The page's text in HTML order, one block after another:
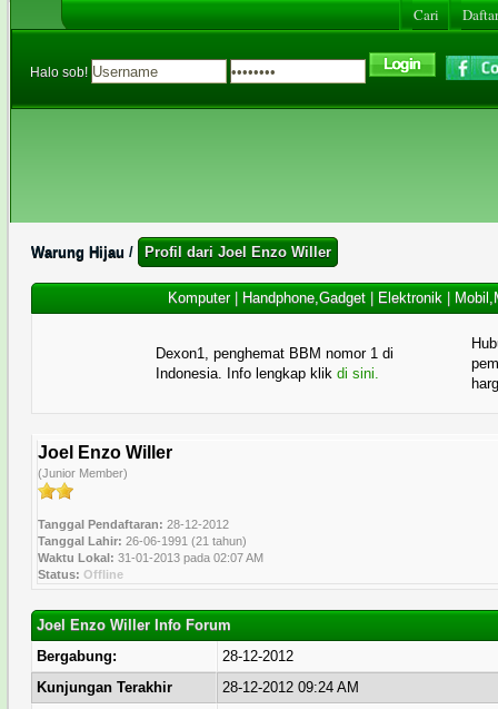
Cari
Halo sob!
Warung Hijau / Profil dari Joel Enzo Willer
Komputer| Handphone,Gadget| Elektronik|
Dexon1, penghemat BBM nomor 1 di
Indonesia. Info lengkap klik di sini.
Joel Enzo Willer
(Junior Member)
Tanggal Pendaftaran: 28-12-2012
Tanggal Lahir: 26-06-1991 (21 tahun)
Waktu Lokal: 31-01-2013 pada 02:07 AM
Status: Offline
Joel Enzo Willer Info Forum
Bergabung:
28-12-2012
Kunjungan Terakhir
28-12-2012 09:24 AM